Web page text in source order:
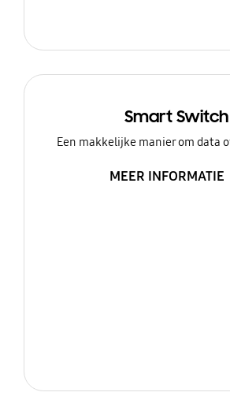
Smart Switch
Een makkelijke manier om data
MEER INFORMATIE